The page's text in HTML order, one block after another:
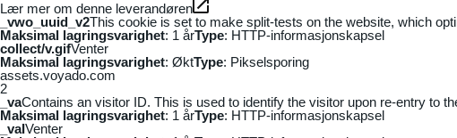
Lær mer om denne leverandøren
_vwo_uuid_v2This cookie is set to make split-tests on the website, which
Maksimal lagringsvarighet: 1 årType: HTTP-informasjonskapsel
collect/v.gifVenter
Maksimal lagringsvarighet: ØktType: Pikselsporing
assets.voyado.com
2
_vaContains an visitor ID. This is used to identify the visitor upon re-entry to
Maksimal lagringsvarighet: 1 årType: HTTP-informasjonskapsel
_vaIVenter